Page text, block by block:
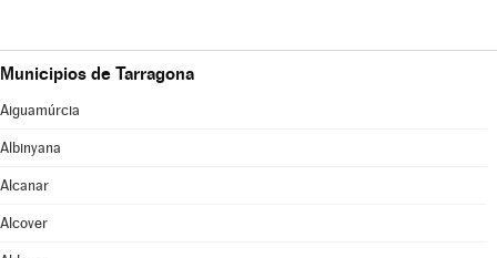
Municipios de Tarragona
Aiguamúrcia
Albinyana
Alcanar
Alcover